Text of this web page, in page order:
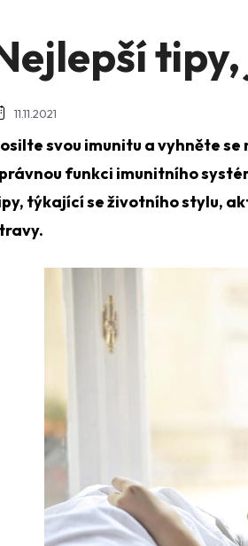
11.11.2021
svou imunitu a vyhněte
funkci imunitního
týkající se životního stylu,